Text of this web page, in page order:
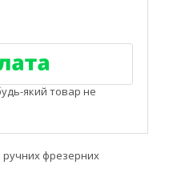
який товар не
ручних фрезерних